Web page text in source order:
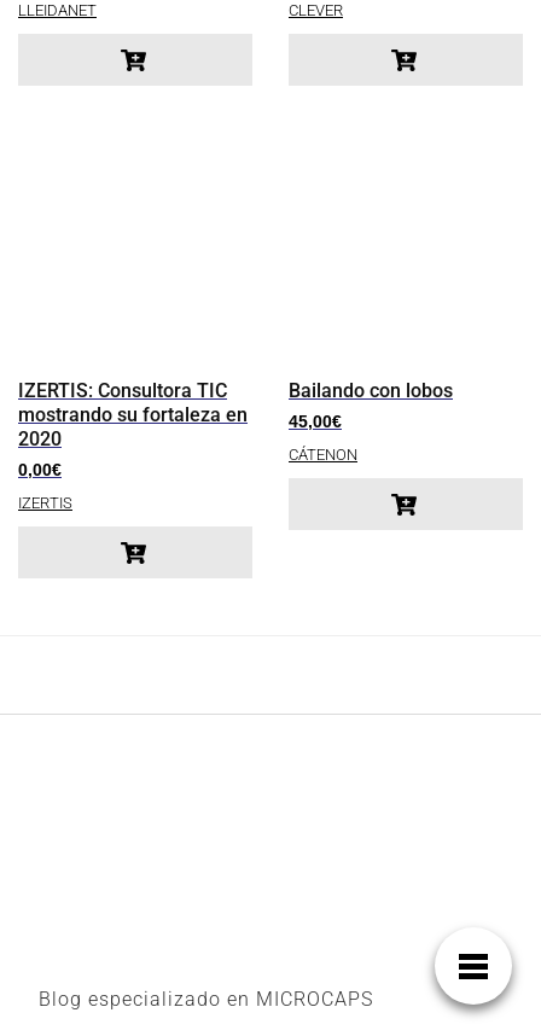
LLEIDANET
CLEVER
IZERTIS: Consultora TIC
mostrando su fortaleza en
2020
0,00€
IZERTIS
Bailando con lobos
45,00€
CÁTENON
Blog especializado en MICROCAPS